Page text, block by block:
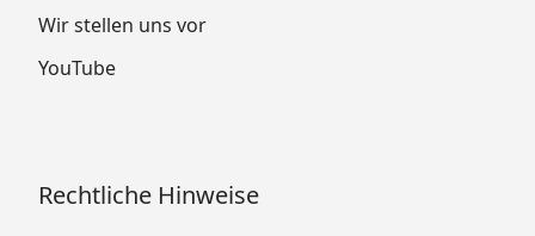
Wir stellen uns vor
YouTube
Rechtliche Hinweise